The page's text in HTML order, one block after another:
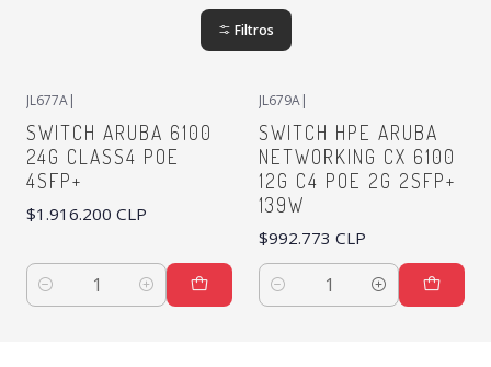
Filtros
JL677A|
SWITCH ARUBA 6100
24G CLASS4 POE
4SFP+
$1.916.200 CLP
Cantidad
JL679A|
SWITCH HPE ARUBA
NETWORKING CX 6100
12G C4 POE 2G 2SFP+
139W
$992.773 CLP
Cantidad